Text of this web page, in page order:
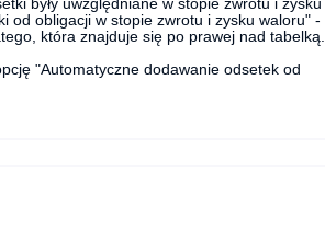
były uwzględniane w stopie zwrotu i zysku
od obligacji w stopie zwrotu i zysku waloru" -
która znajduje się po prawej nad tabelką.
"Automatyczne dodawanie odsetek od